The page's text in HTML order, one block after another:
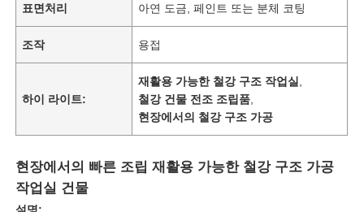
표면처리 아연 도금, 페인트 또는 분체 코팅
조작 용접
하이 라이트:
재활용 가능한 철강 구조 작업실
철강 건물 전조 조립품
현장에서의 철강 구조 가공
현장에서의 빠른 조립 재활용 가능한 철강 구조 가공
작업실 건물
설명: